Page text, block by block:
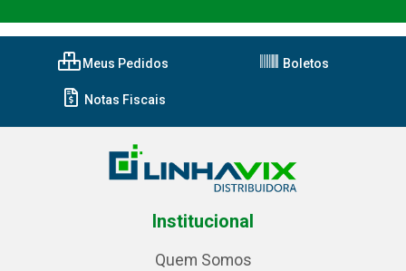
Meus Pedidos Boletos
Notas Fiscais
Institucional
Quem Somos